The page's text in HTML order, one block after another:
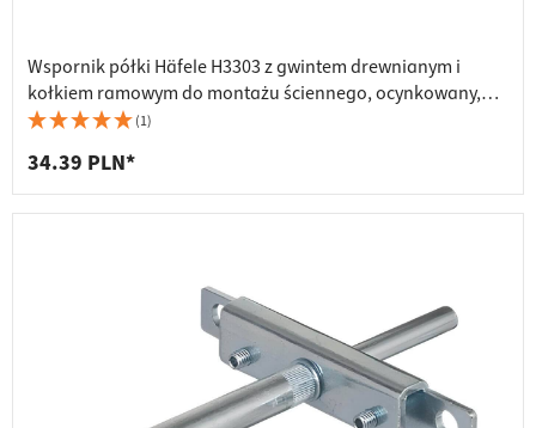
Wspornik półki Häfele H3303 z gwintem drewnianym i
kołkiem ramowym do montażu ściennego, ocynkowany,
≥19 mm
(1)
34.39 PLN*